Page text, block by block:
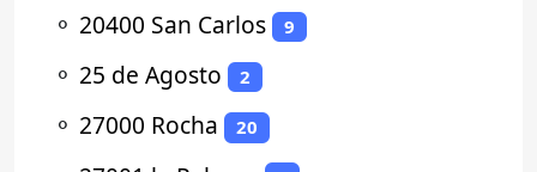
⚬ 20400 San Carlos 9
⚬ 25 de Agosto 2
⚬ 27000 Rocha 20